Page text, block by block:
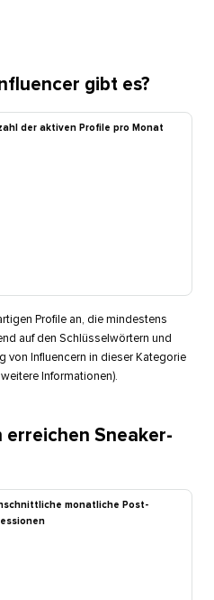
gibt es?​​
der aktiven Profile pro Monat​​
Profile an, die mindestens
auf den Schlüsselwörtern und
von Influencern in dieser Kategorie
Informationen).​​
erreichen Sneaker-
monatliche Post-